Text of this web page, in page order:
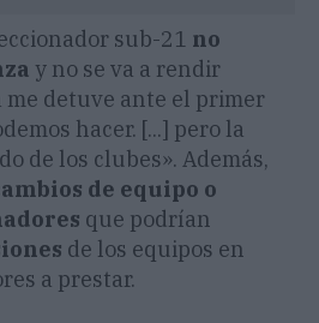
sub-21 no
y no se va a rendir
me detuve ante el primer
hacer. [...] pero la
de los clubes». Además,
de equipo o
que podrían
de los equipos en
a prestar.